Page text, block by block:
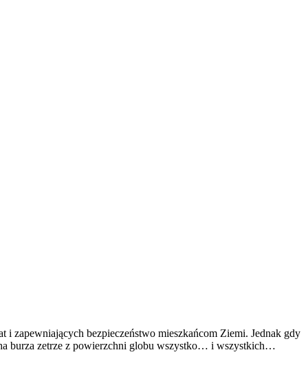
zapewniających bezpieczeństwo mieszkańcom Ziemi. Jednak gdy
burza zetrze z powierzchni globu wszystko… i wszystkich…